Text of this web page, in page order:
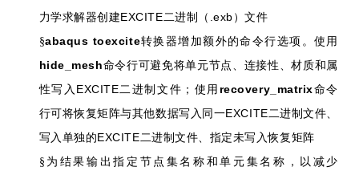
力学求解器创建EXCITE二进制（ .exb ）文件
§abaqus toexcite转换器增加额外的命令行选项。使用
hide_mesh命令行可避免将单元节点、连接性、材质和属
性写入 EXCITE二进制文件；使用 recovery_matrix命令
行可将恢复矩阵与其他数据写入同一EXCITE二进制文件、
写入单独的EXCITE二进制文件、指定未写入恢复矩阵
§ 为结果输出指定节点集名称和单元集名称，以减少